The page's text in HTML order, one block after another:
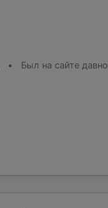
• Был на сайте давно